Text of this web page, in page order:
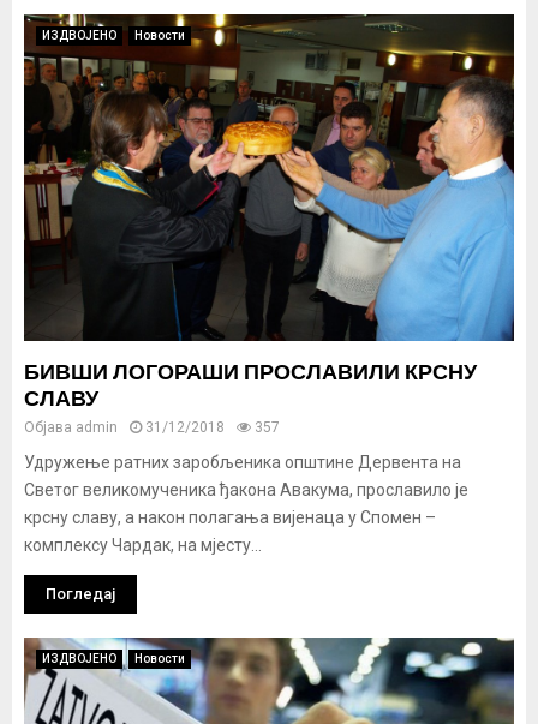
ИЗДВОЈЕНО Новости
БИВШИ ЛОГОРАШИ ПРОСЛАВИЛИ КРСНУ
СЛАВУ
Објава admin 31/12/2018 357
Удружење ратних заробљеника општине Дервента на
Светог великомученика ђакона Авакума, прославило је
крсну славу, а након полагања вијенаца у Спомен –
комплексу Чардак, на мјесту...
Погледај
ИЗДВОЈЕНО Новости